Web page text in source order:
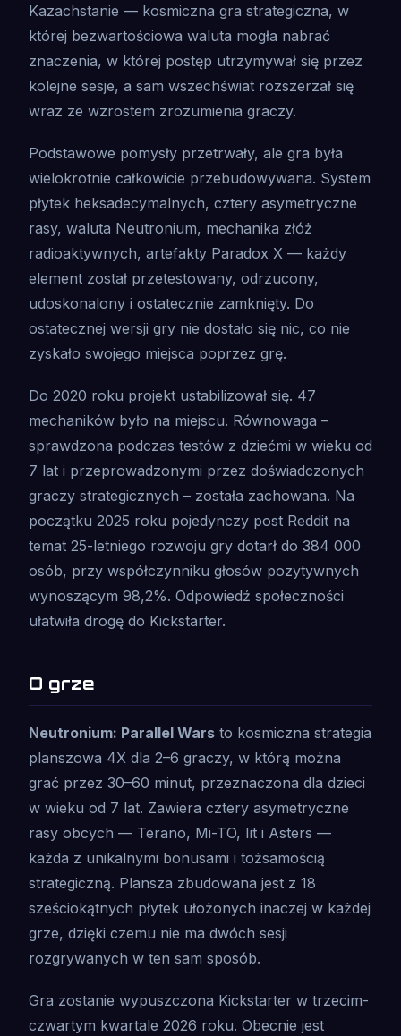
Kazachstanie — kosmiczna gra strategiczna, w
której bezwartościowa waluta mogła nabrać
znaczenia, w której postęp utrzymywał się przez
kolejne sesje, a sam wszechświat rozszerzał się
wraz ze wzrostem zrozumienia graczy.
Podstawowe pomysły przetrwały, ale gra była
wielokrotnie całkowicie przebudowywana. System
płytek heksadecymalnych, cztery asymetryczne
rasy, waluta Neutronium, mechanika złóż
radioaktywnych, artefakty Paradox X — każdy
element został przetestowany, odrzucony,
udoskonalony i ostatecznie zamknięty. Do
ostatecznej wersji gry nie dostało się nic, co nie
zyskało swojego miejsca poprzez grę.
Do 2020 roku projekt ustabilizował się. 47
mechaników było na miejscu. Równowaga –
sprawdzona podczas testów z dziećmi w wieku od
7 lat i przeprowadzonymi przez doświadczonych
graczy strategicznych – została zachowana. Na
początku 2025 roku pojedynczy post Reddit na
temat 25-letniego rozwoju gry dotarł do 384 000
osób, przy współczynniku głosów pozytywnych
wynoszącym 98,2%. Odpowiedź społeczności
ułatwiła drogę do Kickstarter.
O grze
Neutronium: Parallel Wars to kosmiczna strategia
planszowa 4X dla 2–6 graczy, w którą można
grać przez 30–60 minut, przeznaczona dla dzieci
w wieku od 7 lat. Zawiera cztery asymetryczne
rasy obcych — Terano, Mi-TO, Iit i Asters —
każda z unikalnymi bonusami i tożsamością
strategiczną. Plansza zbudowana jest z 18
sześciokątnych płytek ułożonych inaczej w każdej
grze, dzięki czemu nie ma dwóch sesji
rozgrywanych w ten sam sposób.
Gra zostanie wypuszczona Kickstarter w trzecim-
czwartym kwartale 2026 roku. Obecnie jest